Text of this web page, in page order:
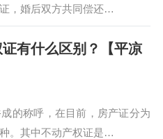
，婚后双方共同偿还…
有什么区别？【平凉
的称呼，在目前，房产证分为
。其中不动产权证是…